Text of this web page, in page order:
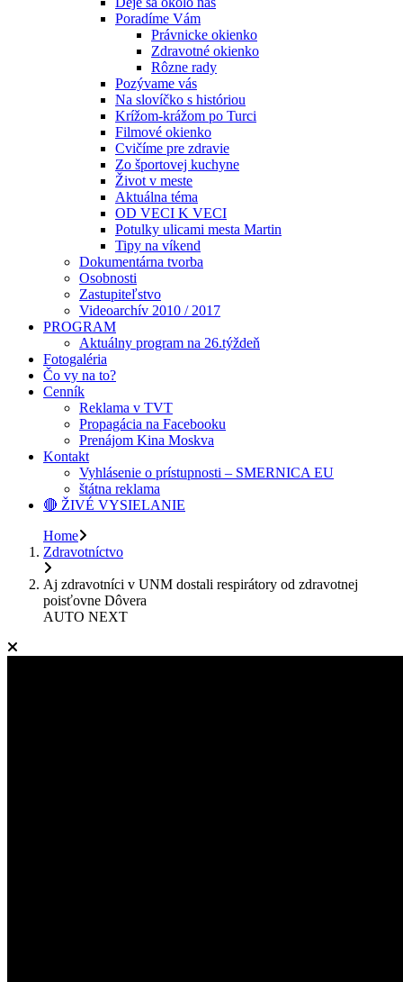
Poradíme Vám
Právnicke okienko
Zdravotné okienko
Rôzne rady
Pozývame vás
Na slovíčko s históriou
Krížom-krážom po Turci
Filmové okienko
Cvičíme pre zdravie
Zo športovej kuchyne
Život v meste
Aktuálna téma
OD VECI K VECI
Potulky ulicami mesta Martin
Tipy na víkend
Dokumentárna tvorba
Osobnosti
Zastupiteľstvo
Videoarchív 2010 / 2017
PROGRAM
Aktuálny program na 26.týždeň
Fotogaléria
Čo vy na to?
Cenník
Reklama v TVT
Propagácia na Facebooku
Prenájom Kina Moskva
Kontakt
Vyhlásenie o prístupnosti – SMERNICA EU
štátna reklama
🔴 ŽIVÉ VYSIELANIE
Home
Zdravotníctvo
Aj zdravotníci v UNM dostali respirátory od zdravotnej
poisťovne Dôvera
AUTO NEXT